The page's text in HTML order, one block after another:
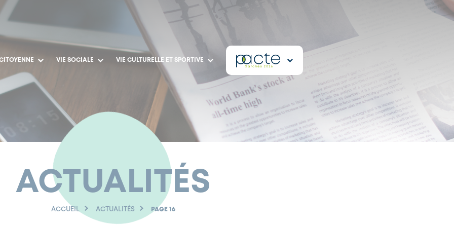
VIE SOCIALE VIE CULTURELLE ET SPORTIVE
ACTUALITÉS
ACCUEIL ACTUALITÉS PAGE 16